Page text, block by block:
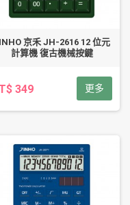
京禾 JH-2616 12 位元
計算機 復古機械按鍵
349 更多